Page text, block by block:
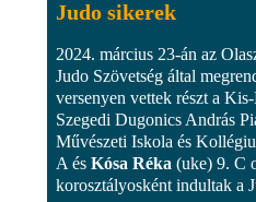
Judo sikerek
2024. március 23-án az
Judo Szövetség által
versenyen vettek részt a
Szegedi Dugonics András
Művészeti Iskola és
A és Kósa Réka (uke) 9. C
korosztályosként indultak a